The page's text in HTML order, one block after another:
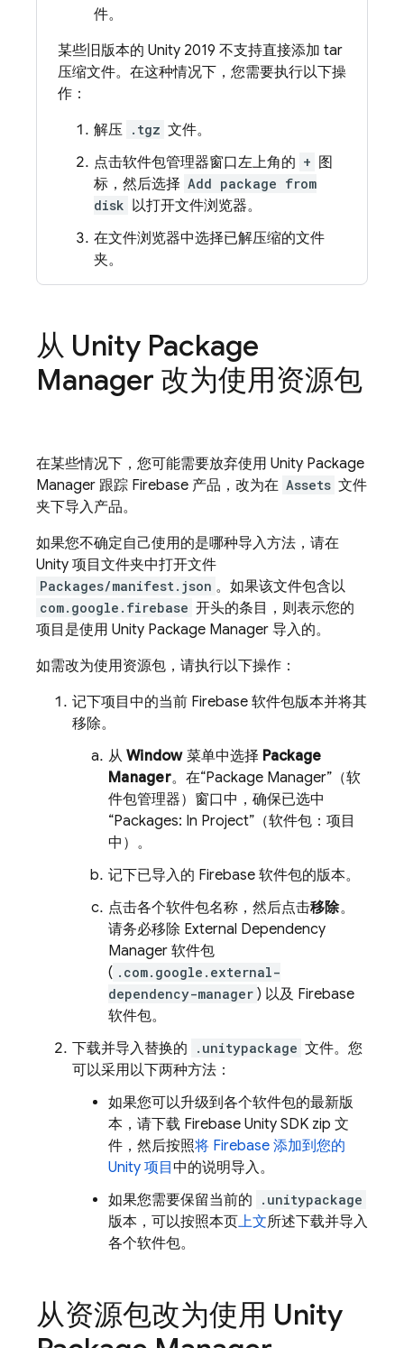
件。
某些旧版本的 Unity 2019 不支持直接添加 tar
压缩文件。在这种情况下，您需要执行以下操
作：
解压 .tgz 文件。
点击软件包管理器窗口左上角的 + 图
标，然后选择 Add package from
disk 以打开文件浏览器。
在文件浏览器中选择已解压缩的文件
夹。
从 Unity Package
Manager 改为使用资源包
在某些情况下，您可能需要放弃使用 Unity Package
Manager 跟踪 Firebase 产品，改为在 Assets 文件
夹下导入产品。
如果您不确定自己使用的是哪种导入方法，请在
Unity 项目文件夹中打开文件
Packages/manifest.json 。如果该文件包含以
com.google.firebase 开头的条目，则表示您的
项目是使用 Unity Package Manager 导入的。
如需改为使用资源包，请执行以下操作：
记下项目中的当前 Firebase 软件包版本并将其
移除。
从 Window菜单中选择 Package
Manager。在“Package Manager”（软
件包管理器）窗口中，确保已选中
“Packages: In Project”（软件包：项目
中）。
记下已导入的 Firebase 软件包的版本。
点击各个软件包名称，然后点击移除。
请务必移除 External Dependency
Manager 软件包
( .com.google.external-
dependency-manager ) 以及 Firebase
软件包。
下载并导入替换的
.unitypackage 文件。您
可以采用以下两种方法：
如果您可以升级到各个软件包的最新版
本，请下载 Firebase Unity SDK zip 文
件，然后按照将 Firebase 添加到您的
Unity 项目 中的说明导入。
如果您需要保留当前的
.unitypackage
版本，可以按照本页上文所述下载并导入
各个软件包。
从资源包改为使用 Unity